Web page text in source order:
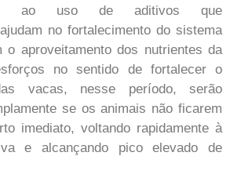
ao uso de aditivos que
no fortalecimento do sistema
o aproveitamento dos nutrientes da
no sentido de fortalecer o
vacas, nesse período, serão
se os animais não ficarem
imediato, voltando rapidamente à
e alcançando pico elevado de